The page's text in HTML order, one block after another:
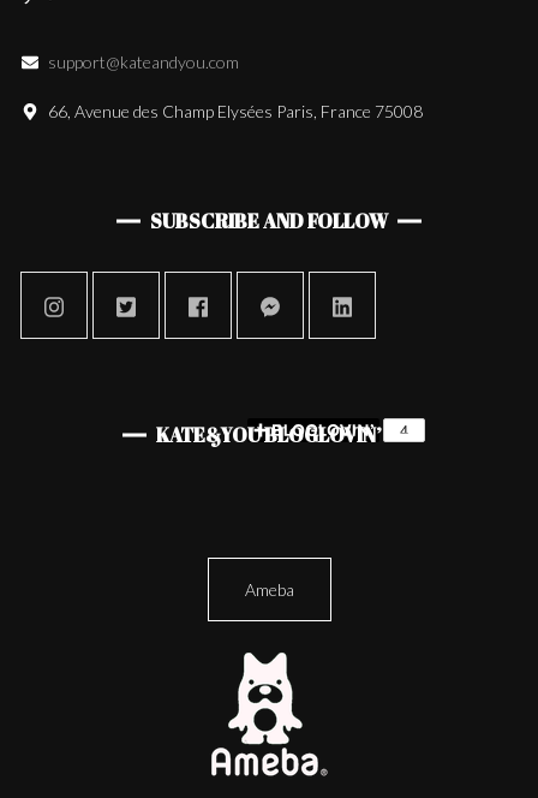
support@kateandyou.com
66, Avenue des Champ Elysées Paris, France 75008
SUBSCRIBE AND FOLLOW
KATE&YOU BLOGLOVIN’
Ameba